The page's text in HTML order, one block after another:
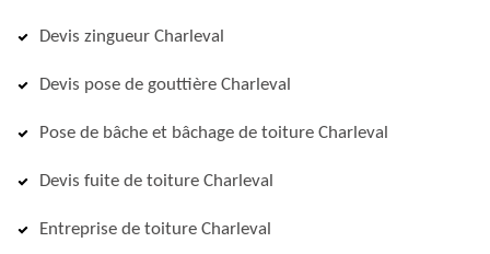
Devis zingueur Charleval
Devis pose de gouttière Charleval
Pose de bâche et bâchage de toiture Charleval
Devis fuite de toiture Charleval
Entreprise de toiture Charleval